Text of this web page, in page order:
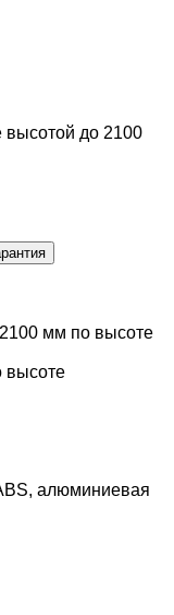
высотой до 2100
мм по высоте
высоте
алюминиевая